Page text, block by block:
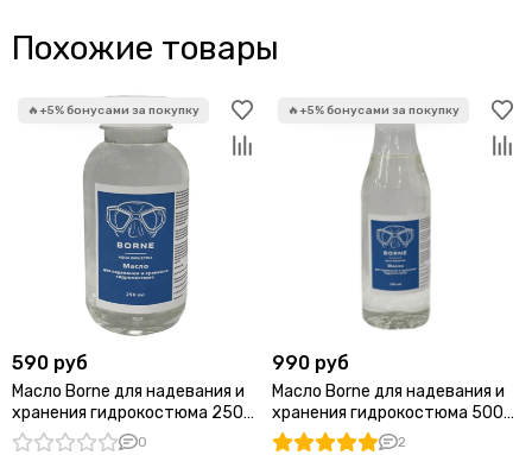
Похожие товары
590 руб
Масло Borne для надевания и
хранения гидрокостюма 250
мл
0
990 руб
Масло Borne для надевания и
хранения гидрокостюма 500
мл
2